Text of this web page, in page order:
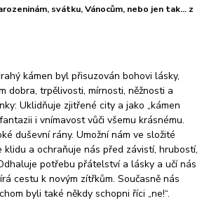
svátku, Vánocům, nebo jen tak... z
kámen byl přisuzován bohovi lásky,
dobra, trpělivosti, mírnosti, něžnosti a
Uklidňuje zjitřené city a jako „kámen
i vnímavost vůči všemu krásnému.
duševní rány. Umožní nám ve složité
a ochraňuje nás před závistí, hrubostí,
potřebu přátelství a lásky a učí nás
cestu k novým zítřkům. Současně nás
byli také někdy schopni říci „ne!“.